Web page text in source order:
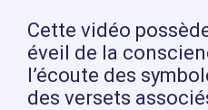
Cette vidéo
éveil de la
l’écoute des
des versets